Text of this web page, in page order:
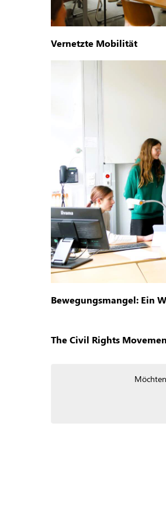
Vernetzte Mobilität
Bewegungsmangel: Ein
The Civil Rights